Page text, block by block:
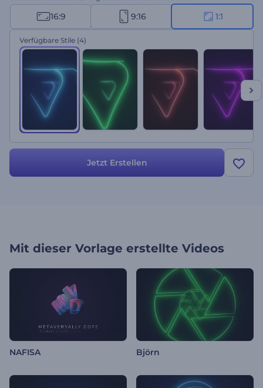
herauszoomenden Neonebenen wird dieses Intro sicher einen
hervorragenden Eindruck bei Ihren Zuschauern hinterlassen und
das Interesse an Ihrem Unternehmen steigern. Sie brauchen nur Ihr
Logo hochzuladen, die gewünschte Stiloption auszuwählen, Ihren
Slogan zu schreiben und auf Ihr professionell animiertes Intro zu
warten. Perfekt geeignet für Unternehmensvorstellungen,
Produkt- oder Dienstleistungswerbung, Präsentationseröffnungen,
Intros oder Outros von Kanälen, Werbespots und vieles mehr.
Probieren Sie es jetzt aus!
16:9 9:16 1:1
Verfügbare Stile (4)
Jetzt Erstellen
Mit dieser Vorlage erstellte Videos
NAFISA Björn